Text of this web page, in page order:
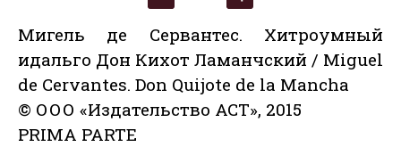
Мигель де Сервантес. Хитроумный
идальго Дон Кихот Ламанчский / Miguel
de Cervantes. Don Quijote de la Mancha
© ООО «Издательство АСТ», 2015
PRIMA PARTE